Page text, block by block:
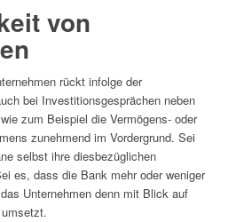
von
rückt infolge der
bei Investitionsgesprächen neben
zum Beispiel die Vermögens- oder
zunehmend im Vordergrund. Sei
selbst ihre diesbezüglichen
es, dass die Bank mehr oder weniger
Unternehmen denn mit Blick auf